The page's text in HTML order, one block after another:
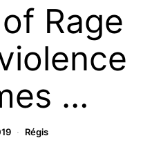
Rage
…
Régis